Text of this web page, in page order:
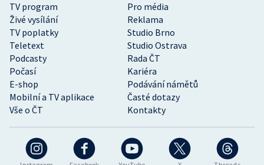
TV program
Pro média
Živé vysílání
Reklama
TV poplatky
Studio Brno
Teletext
Studio Ostrava
Podcasty
Rada ČT
Počasí
Kariéra
E-shop
Podávání námětů
Mobilní a TV aplikace
Časté dotazy
Vše o ČT
Kontakty